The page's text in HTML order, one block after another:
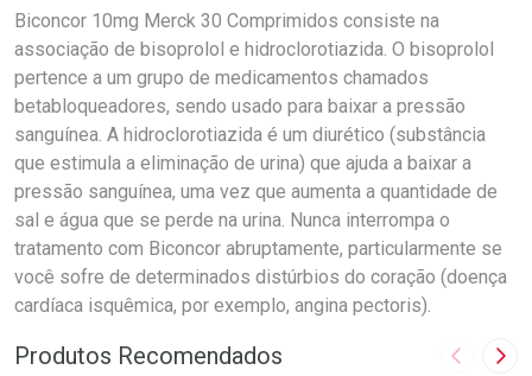
Biconcor 10mg Merck 30 Comprimidos consiste na
associação de bisoprolol e hidroclorotiazida. O bisoprolol
pertence a um grupo de medicamentos chamados
betabloqueadores, sendo usado para baixar a pressão
sanguínea. A hidroclorotiazida é um diurético (substância
que estimula a eliminação de urina) que ajuda a baixar a
pressão sanguínea, uma vez que aumenta a quantidade de
sal e água que se perde na urina. Nunca interrompa o
tratamento com Biconcor abruptamente, particularmente se
você sofre de determinados distúrbios do coração (doença
cardíaca isquêmica, por exemplo, angina pectoris).
Produtos Recomendados Imagem